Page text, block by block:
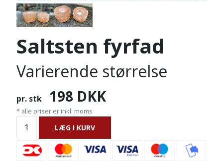
Saltsten fyrfad
Varierende størrelse
pr. stk 198 DKK
* alle priser er inkl. moms
LÆG I KURV